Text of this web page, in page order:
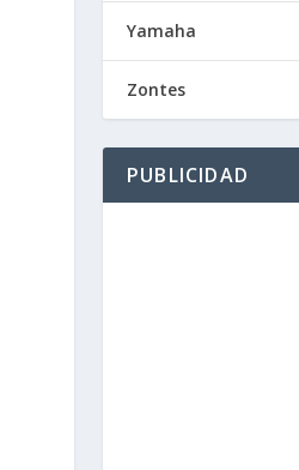
Yamaha
Zontes
PUBLICIDAD